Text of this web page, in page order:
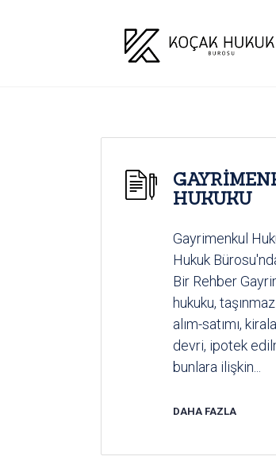
HUKUKU
Gayrimenkul
Hukuk
Bir Rehber
hukuku,
alım-satımı,
devri, ipotek
bunlara ilişkin...
DAHA FAZLA